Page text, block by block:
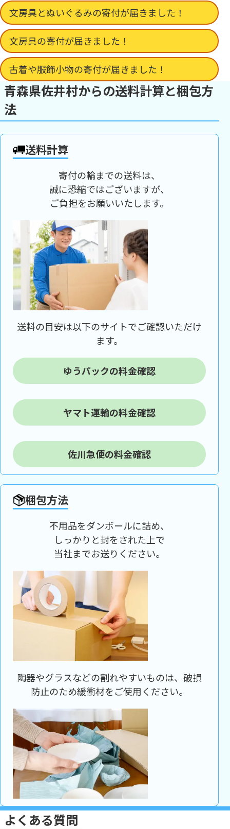
文房具とぬいぐるみの寄付が届きました！
文房具の寄付が届きました！
古着や服飾小物の寄付が届きました！
青森県佐井村からの送料計算と梱包方
法
送料計算
寄付の輪までの送料は、
誠に恐縮ではございますが、
ご負担をお願いいたします。
送料の目安は以下のサイトでご確認いただけ
ます。
ゆうパックの料金確認
ヤマト運輸の料金確認
佐川急便の料金確認
梱包方法
不用品をダンボールに詰め、
しっかりと封をされた上で
当社までお送りください。
陶器やグラスなどの割れやすいものは、破損
防止のため緩衝材をご使用ください。
よくある質問